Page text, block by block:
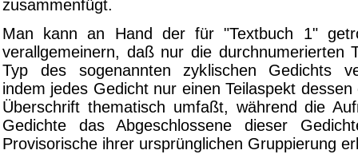
zusammenfügt.
Man kann an Hand der für "Textbuch 1"
verallgemeinern, daß nur die durchnumerierten
Typ des sogenannten zyklischen Gedichts
indem jedes Gedicht nur einen Teilaspekt
Überschrift thematisch umfaßt, während die
Gedichte das Abgeschlossene dieser
Provisorische ihrer ursprünglichen Gruppierung